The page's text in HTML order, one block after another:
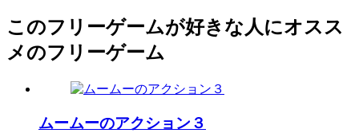
このフリーゲームが好きな人にオスス
メのフリーゲーム
ムームーのアクション３